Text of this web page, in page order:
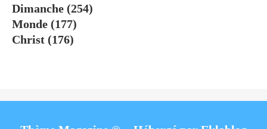
Dimanche (254)
Monde (177)
Christ (176)